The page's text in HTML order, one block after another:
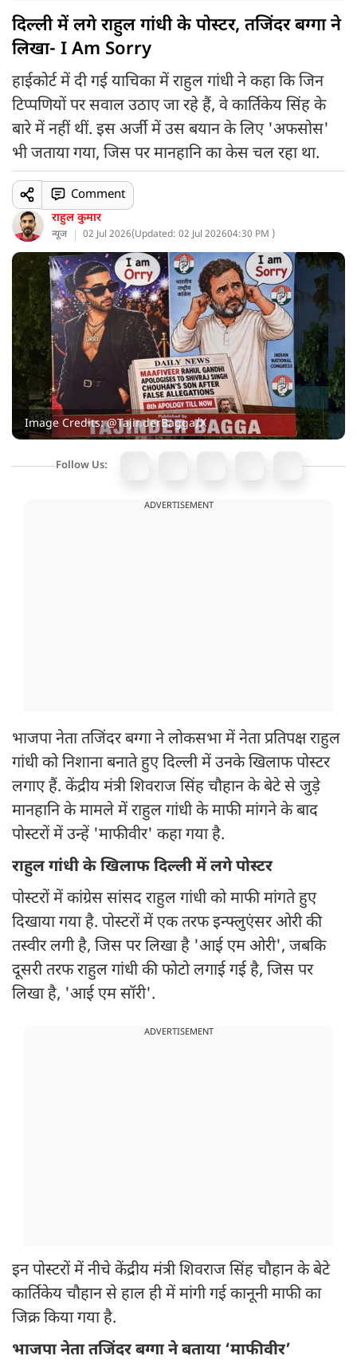
दिल्ली में लगे राहुल गांधी के पोस्टर, तजिंदर बग्गा ने
लिखा- I Am Sorry
हाईकोर्ट में दी गई याचिका में राहुल गांधी ने कहा कि जिन
टिप्पणियों पर सवाल उठाए जा रहे हैं, वे कार्तिकेय सिंह के
बारे में नहीं थीं. इस अर्जी में उस बयान के लिए 'अफसोस'
भी जताया गया, जिस पर मानहानि का केस चल रहा था.
राहुल कुमार
न्यूज 02 Jul 2026(Updated: 02 Jul 202604:30 PM )
Comment
Image Credits: @TajinderBagga/X
Follow Us:
ADVERTISEMENT
भाजपा नेता तजिंदर बग्गा ने लोकसभा में नेता प्रतिपक्ष राहुल
गांधी को निशाना बनाते हुए दिल्ली में उनके खिलाफ पोस्टर
लगाए हैं. केंद्रीय मंत्री शिवराज सिंह चौहान के बेटे से जुड़े
मानहानि के मामले में राहुल गांधी के माफी मांगने के बाद
पोस्टरों में उन्हें 'माफीवीर' कहा गया है.
राहुल गांधी के खिलाफ दिल्ली में लगे पोस्टर
पोस्टरों में कांग्रेस सांसद राहुल गांधी को माफी मांगते हुए
दिखाया गया है. पोस्टरों में एक तरफ इन्फ्लुएंसर ओरी की
तस्वीर लगी है, जिस पर लिखा है 'आई एम ओरी', जबकि
दूसरी तरफ राहुल गांधी की फोटो लगाई गई है, जिस पर
लिखा है, 'आई एम सॉरी'.
ADVERTISEMENT
इन पोस्टरों में नीचे केंद्रीय मंत्री शिवराज सिंह चौहान के बेटे
कार्तिकेय चौहान से हाल ही में मांगी गई कानूनी माफी का
जिक्र किया गया है.
भाजपा नेता तजिंदर बग्गा ने बताया ‘माफीवीर’